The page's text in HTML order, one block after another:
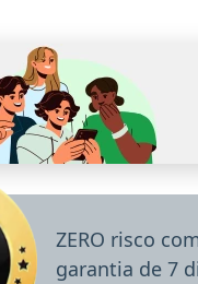
ZERO risco
garantia de 7